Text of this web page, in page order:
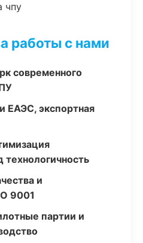
чпу
работы с нами
современного
ЕАЭС, экспортная
технологичность
и
9001
партии и